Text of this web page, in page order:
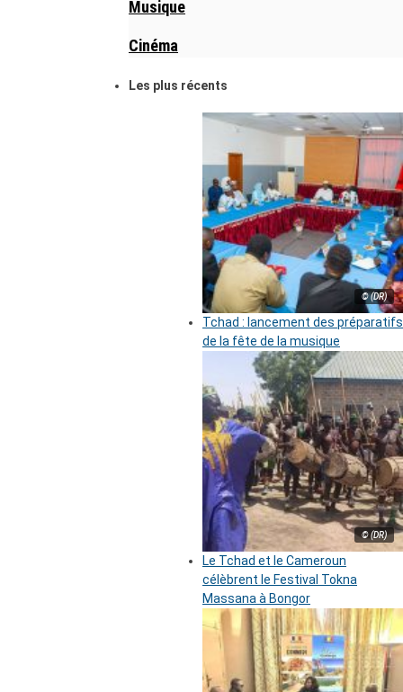
Musique
Cinéma
Les plus récents
© (DR)
Tchad : lancement des préparatifs
de la fête de la musique
© (DR)
Le Tchad et le Cameroun
célèbrent le Festival Tokna
Massana à Bongor